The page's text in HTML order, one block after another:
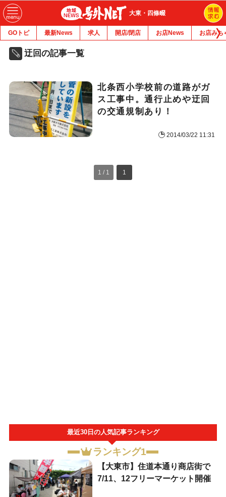
大東・四條畷
GOトピ 最新News 求人 開店/閉店 お店News お店みち
迂回の記事一覧
北条西小学校前の道路がガ
ス工事中。通行止めや迂回
の交通規制あり！
2014/03/22 11:31
1 / 1 1
最近30日の人気記事ランキング
ランキング1
【大東市】住道本通り商店街で
7/11、12フリーマーケット開催